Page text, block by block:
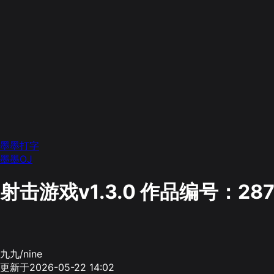
墨墨打字
墨墨OJ
射击游戏v1.3.0作品编号：
九九/nine
更新于2026-05-22 14:02